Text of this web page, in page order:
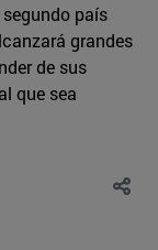
país
grandes
de sus
que sea